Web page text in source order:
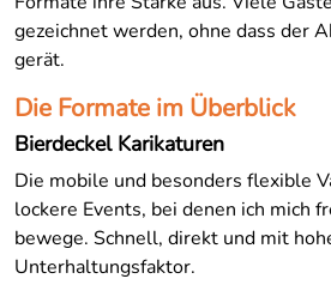
gezeichnet werden, ohne dass der
gerät.
Die Formate im Überblick
Bierdeckel Karikaturen
Die mobile und besonders flexible
lockere Events, bei denen ich mich
bewege. Schnell, direkt und mit
Unterhaltungsfaktor.